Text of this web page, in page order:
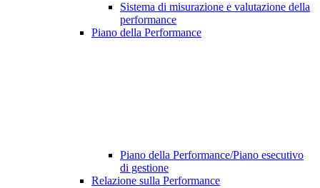
Sistema di misurazione e valutazione della
performance
Piano della Performance
Piano della Performance/Piano esecutivo
di gestione
Relazione sulla Performance